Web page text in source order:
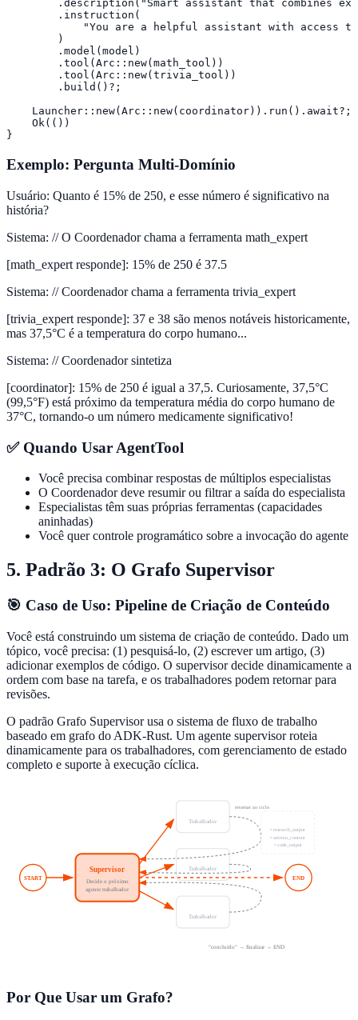
.description("Smart assistant that combines
        .instruction(
"You are a helpful assistant with access
        )
        .model(model)
        .tool(Arc::new(math_tool))
        .tool(Arc::new(trivia_tool))
        .build()?;
    Launcher::new(Arc::new(coordinator)).run().await?;
    Ok(())
}
Exemplo: Pergunta Multi-Domínio
Usuário: Quanto é 15% de 250, e esse número é significativo na
história?
Sistema: // O Coordenador chama a ferramenta math_expert
[math_expert responde]: 15% de 250 é 37.5
Sistema: // Coordenador chama a ferramenta trivia_expert
[trivia_expert responde]: 37 e 38 são menos notáveis historicamente,
mas 37,5°C é a temperatura do corpo humano...
Sistema: // Coordenador sintetiza
[coordinator]: 15% de 250 é igual a 37,5. Curiosamente, 37,5°C
(99,5°F) está próximo da temperatura média do corpo humano de
37°C, tornando-o um número medicamente significativo!
✅ Quando Usar AgentTool
Você precisa combinar respostas de múltiplos especialistas
O Coordenador deve resumir ou filtrar a saída do especialista
Especialistas têm suas próprias ferramentas (capacidades
aninhadas)
Você quer controle programático sobre a invocação do agente
5. Padrão 3: O Grafo Supervisor
🎯 Caso de Uso: Pipeline de Criação de Conteúdo
Você está construindo um sistema de criação de conteúdo. Dado um
tópico, você precisa: (1) pesquisá-lo, (2) escrever um artigo, (3)
adicionar exemplos de código. O supervisor decide dinamicamente a
ordem com base na tarefa, e os trabalhadores podem retornar para
revisões.
O padrão Grafo Supervisor usa o sistema de fluxo de trabalho
baseado em grafo do ADK-Rust. Um agente supervisor roteia
dinamicamente para os trabalhadores, com gerenciamento de estado
completo e suporte à execução cíclica.
START
Supervisor
Decide o próximo
agente trabalhador
Trabalhador
Escritor
Trabalhador
Trabalhador
END
retornar ao ciclo
"concluído" → finalizar → END
• research_output
• written_content
• code_output
Por Que Usar um Grafo?